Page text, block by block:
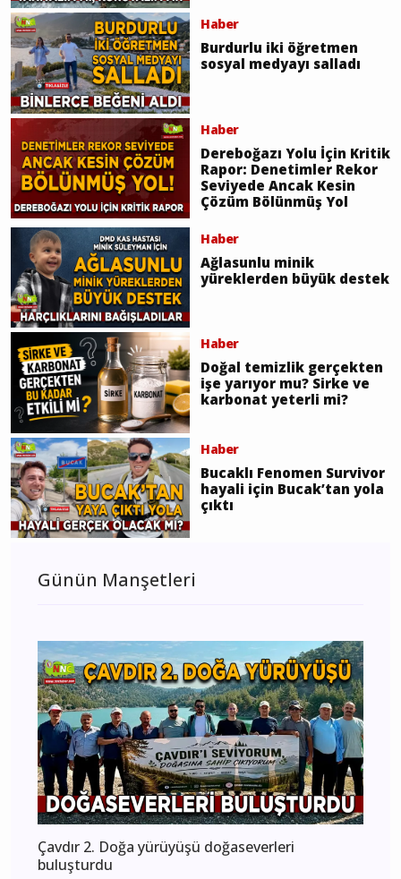
Haber
Burdurlu iki öğretmen
sosyal medyayı salladı
Haber
Dereboğazı Yolu İçin Kritik
Rapor: Denetimler Rekor
Seviyede Ancak Kesin
Çözüm Bölünmüş Yol
Haber
Ağlasunlu minik
yüreklerden büyük destek
Haber
Doğal temizlik gerçekten
işe yarıyor mu? Sirke ve
karbonat yeterli mi?
Haber
Bucaklı Fenomen Survivor
hayali için Bucak’tan yola
çıktı
Günün Manşetleri
Çavdır 2. Doğa yürüyüşü doğaseverleri
buluşturdu